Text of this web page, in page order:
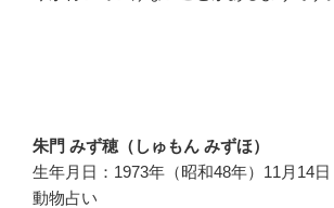
朱門 みず穂（しゅもん みずほ）
生年月日：1973年（昭和48年）11月14日
動物占い